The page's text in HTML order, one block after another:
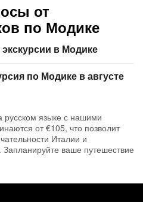
от
по Модике
в Модике
по Модике в августе
русском языке с нашими
от €105, что позволит
Италии и
Запланируйте ваше путешествие